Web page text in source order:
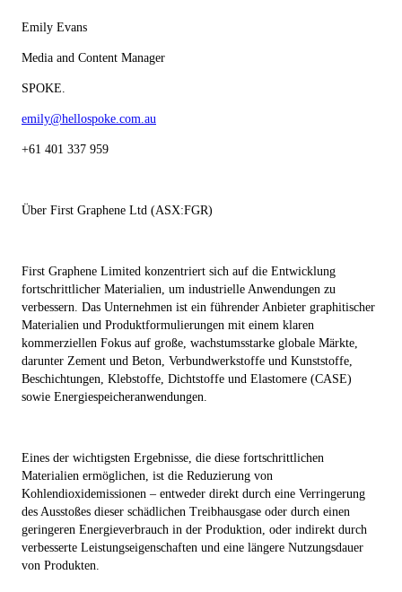
Emily Evans
Media and Content Manager
SPOKE.
emily@hellospoke.com.au
+61 401 337 959
Über First Graphene Ltd (ASX:FGR)
First Graphene Limited konzentriert sich auf die Entwicklung
fortschrittlicher Materialien, um industrielle Anwendungen zu
verbessern. Das Unternehmen ist ein führender Anbieter graphitischer
Materialien und Produktformulierungen mit einem klaren
kommerziellen Fokus auf große, wachstumsstarke globale Märkte,
darunter Zement und Beton, Verbundwerkstoffe und Kunststoffe,
Beschichtungen, Klebstoffe, Dichtstoffe und Elastomere (CASE)
sowie Energiespeicheranwendungen.
Eines der wichtigsten Ergebnisse, die diese fortschrittlichen
Materialien ermöglichen, ist die Reduzierung von
Kohlendioxidemissionen – entweder direkt durch eine Verringerung
des Ausstoßes dieser schädlichen Treibhausgase oder durch einen
geringeren Energieverbrauch in der Produktion, oder indirekt durch
verbesserte Leistungseigenschaften und eine längere Nutzungsdauer
von Produkten.